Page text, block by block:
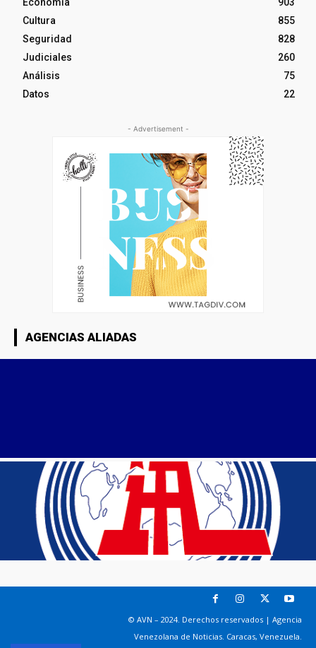
Cultura
855
Seguridad
828
Judiciales
260
Análisis
75
Datos
22
- Advertisement -
AGENCIAS ALIADAS
© AVN – 2024. Derechos reservados | Agencia
Venezolana de Noticias. Caracas, Venezuela.